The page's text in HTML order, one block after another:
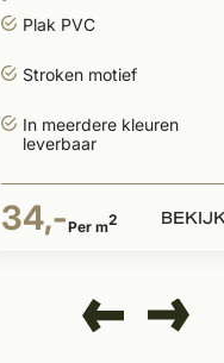
stroken
Plak PVC
Stroken motief
In meerdere kleuren
leverbaar
34,-Per m2